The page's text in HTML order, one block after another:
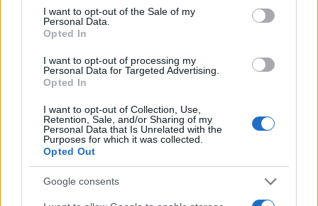
consent section.
I want to opt-out of the Sale of my
Personal Data.
Opted In
I want to opt-out of processing my
Personal Data for Targeted Advertising.
Opted In
I want to opt-out of Collection, Use,
Retention, Sale, and/or Sharing of my
Personal Data that Is Unrelated with the
Purposes for which it was collected.
Opted Out
Google consents
δεν πρόλαβε να ξεφύγει από το τσουνάμι
μπορεί να αλλάξει τη χρονολογία της
προϊστορικής έκρηξης
Παρκαδόρος στο Ελαφονήσι συνελήφθη
για έβδομη φορά - Τον «τσάκωσαν»
αστυνομικοί που προσποιήθηκαν τους
Στην Κρήτη ο Κυριάκος Μητσοτάκης,
συνεχίζει τις ολιγοήμερες διακοπές του –
Πού βρέθηκε το Σάββατο